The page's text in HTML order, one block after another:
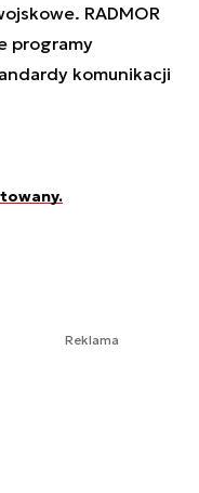
RADMOR
programy
komunikacji
Reklama